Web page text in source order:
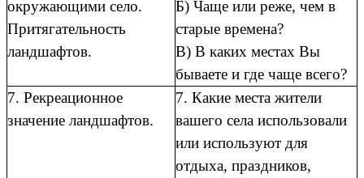
окружающими село.
Притягательность
ландшафтов.
Б) Чаще или реже, чем в
старые времена?
В) В каких местах Вы
бываете и где чаще всего?
7. Рекреационное
значение ландшафтов.
7. Какие места жители
вашего села использовали
или используют для
отдыха, праздников,